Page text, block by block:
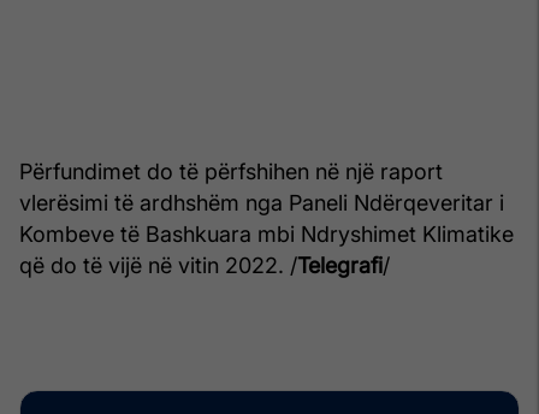
Përfundimet do të përfshihen në një raport
vlerësimi të ardhshëm nga Paneli Ndërqeveritar i
Kombeve të Bashkuara mbi Ndryshimet Klimatike
që do të vijë në vitin 2022. /Telegrafi/